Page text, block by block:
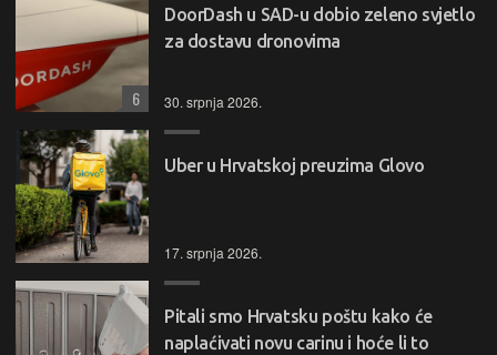
DoorDash u SAD-u dobio zeleno svjetlo
za dostavu dronovima
30. srpnja 2026.
6
Uber u Hrvatskoj preuzima Glovo
17. srpnja 2026.
Pitali smo Hrvatsku poštu kako će
naplaćivati novu carinu i hoće li to